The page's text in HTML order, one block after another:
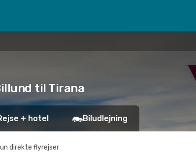
til Tirana
+ hotel Biludlejning
direkte flyrejser